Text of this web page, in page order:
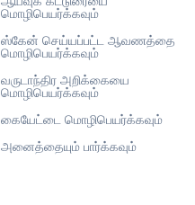
மொழிபெயர்க்கவும்
ஸ்கேன் செய்யப்பட்ட ஆவணத்தை
மொழிபெயர்க்கவும்
வருடாந்திர அறிக்கையை
மொழிபெயர்க்கவும்
கையேட்டை மொழிபெயர்க்கவும்
அனைத்தையும் பார்க்கவும்